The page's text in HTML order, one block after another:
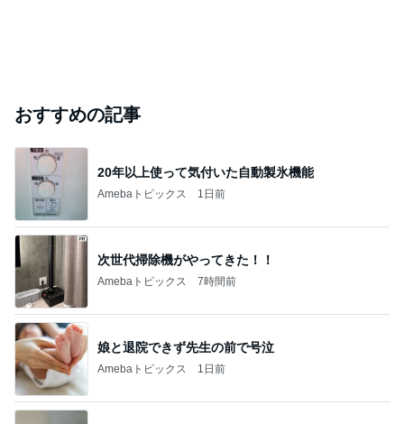
おすすめの記事
20年以上使って気付いた自動製氷機能
Amebaトピックス 1日前
次世代掃除機がやってきた！！
Amebaトピックス 7時間前
娘と退院できず先生の前で号泣
Amebaトピックス 1日前